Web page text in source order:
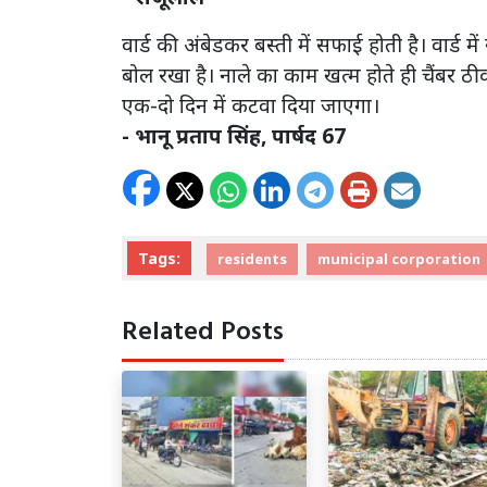
वार्ड की अंबेडकर बस्ती में सफाई होती है।
बोल रखा है। नाले का काम खत्म होते ही चैंबर
एक-दो दिन में कटवा दिया जाएगा।
- भानू प्रताप सिंह, पार्षद 67
Tags: residents municipal corporation
Related Posts